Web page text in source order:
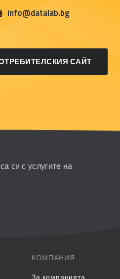
info@datalab.bg
САЙТ
си с услугите на
КОМПАНИЯ
За компанията